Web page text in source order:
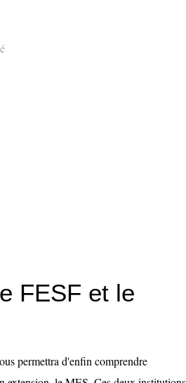
FESF et le
permettra d'enfin comprendre